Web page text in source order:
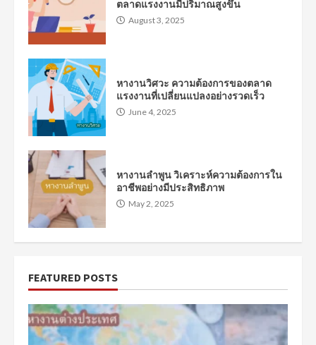
ตลาดแรงงานมีปริมาณสูงขึ้น
August 3, 2025
หางานวิศวะ ความต้องการของตลาด
แรงงานที่เปลี่ยนแปลงอย่างรวดเร็ว
June 4, 2025
หางานลำพูน วิเคราะห์ความต้องการใน
อาชีพอย่างมีประสิทธิภาพ
May 2, 2025
FEATURED POSTS